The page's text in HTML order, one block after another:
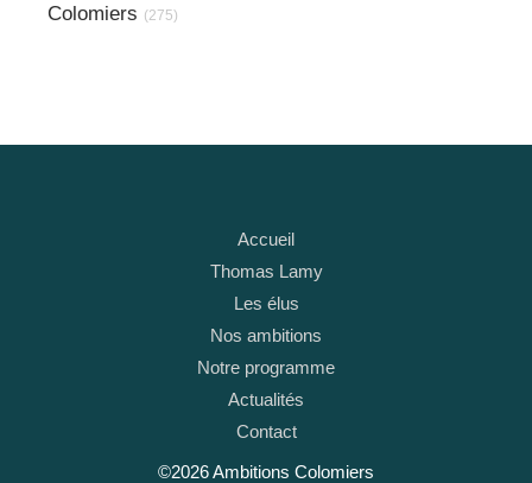
Colomiers (275)
Accueil
Thomas Lamy
Les élus
Nos ambitions
Notre programme
Actualités
Contact
©2026 Ambitions Colomiers